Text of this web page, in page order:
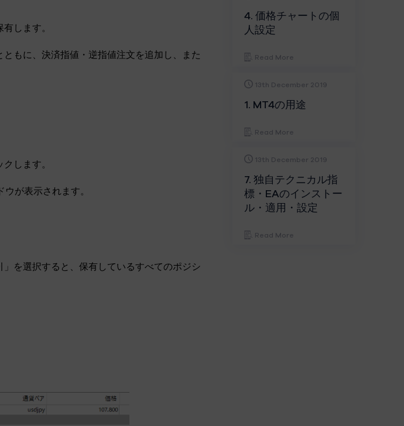
します。
もに、決済指値・逆指値注文を追加し、また
します。
が表示されます。
を選択すると、保有しているすべてのポジシ
4. 価格チャートの個
人設定
Read More
13th December 2019
1. MT4の用途
Read More
13th December 2019
7. 独自テクニカル指
標・EAのインストー
ル・適用・設定
Read More